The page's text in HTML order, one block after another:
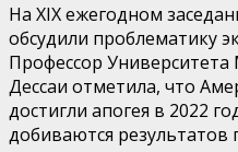
На XIX ежегодном
обсудили проблематику
Профессор
Дессаи отметила, что
достигли апогея в 2022
добиваются